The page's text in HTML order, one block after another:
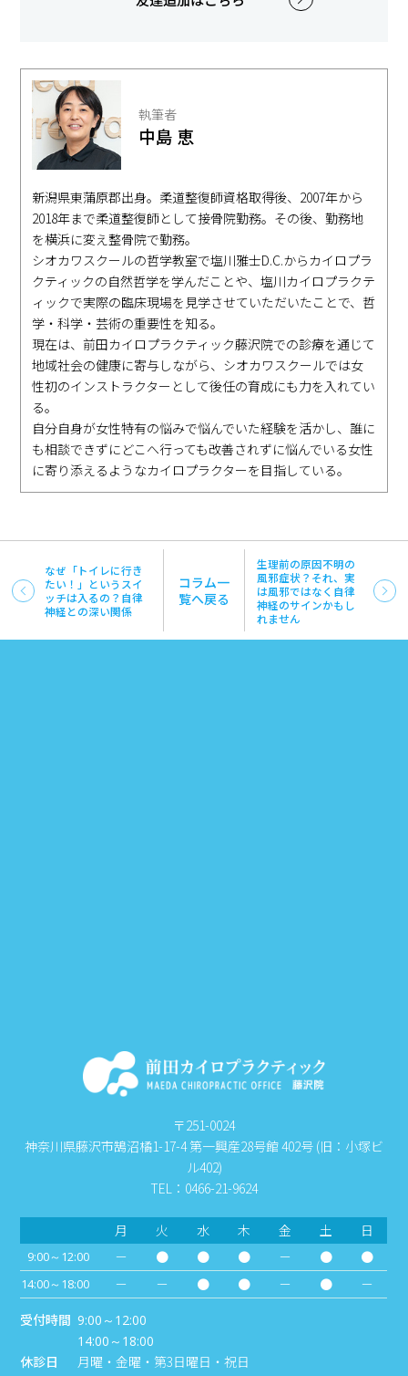
執筆者
中島 恵
新潟県東蒲原郡出身。柔道整復師資格取得後、2007年から
2018年まで柔道整復師として接骨院勤務。その後、勤務地
を横浜に変え整骨院で勤務。
シオカワスクールの哲学教室で塩川雅士D.C.からカイロプラ
クティックの自然哲学を学んだことや、塩川カイロプラクテ
ィックで実際の臨床現場を見学させていただいたことで、哲
学・科学・芸術の重要性を知る。
現在は、前田カイロプラクティック藤沢院での診療を通じて
地域社会の健康に寄与しながら、シオカワスクールでは女
性初のインストラクターとして後任の育成にも力を入れてい
る。
自分自身が女性特有の悩みで悩んでいた経験を活かし、誰に
も相談できずにどこへ行っても改善されずに悩んでいる女性
に寄り添えるようなカイロプラクターを目指している。
なぜ「トイレに行き
たい！」というスイ
ッチは入るの？自律
神経との深い関係
コラム一
覧へ戻る
生理前の原因不明の
風邪症状？それ、実
は風邪ではなく自律
神経のサインかもし
れません
〒251-0024
神奈川県藤沢市鵠沼橘1-17-4 第一興産28号館 402号 (旧：小塚ビ
ル402)
TEL：0466-21-9624
月 火 水 木 金 土 日
9:00～12:00 － ● ● ● － ● ●
14:00～18:00 － － ● ● － ●
－
受付時間 9:00～12:00
14:00～18:00
休診日 月曜・金曜・第3日曜日・祝日